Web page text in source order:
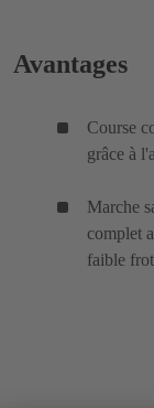
Avantages
Course
grâce à
Marche
complet
faible